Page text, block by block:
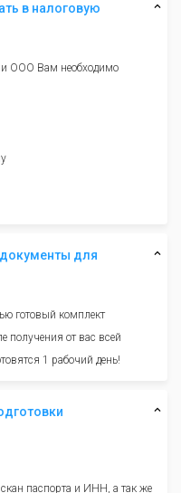
в налоговую
ООО Вам необходимо
для
готовый комплект
получения от вас всей
1 рабочий день!
паспорта и ИНН, а так же